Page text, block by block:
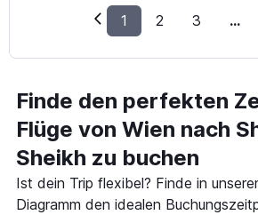
1 2 3 ...
Finde den perfekten
Flüge von Wien nach
Sheikh zu buchen
Ist dein Trip flexibel? Finde in
Diagramm den idealen